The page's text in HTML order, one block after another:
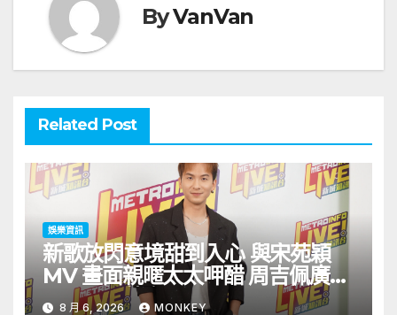
ByVanVan
Related Post
娛樂資訊
新歌放閃意境甜到入心 與宋苑穎
MV 畫面親暱太太呷醋 周吉佩廣州
一日三場熱血 Busking
8 月 6, 2026 MONKEY